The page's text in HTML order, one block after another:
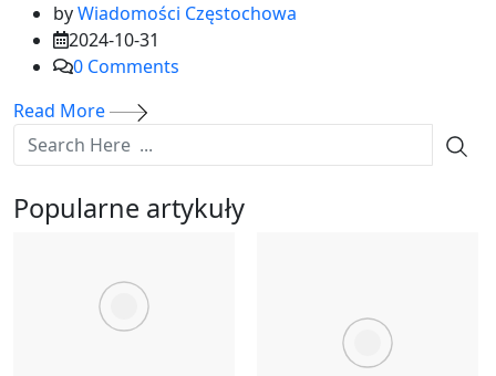
byWiadomości Częstochowa
2024-10-31
0 Comments
Read More
Popularne artykuły